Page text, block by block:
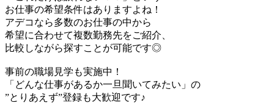
お仕事の希望条件はありますよね！
アデコなら多数のお仕事の中から
希望に合わせて複数勤務先をご紹介、
比較しながら探すことが可能です◎
事前の職場見学も実施中！
「どんな仕事があるか一旦聞いてみたい」の
”とりあえず”登録も大歓迎です♪